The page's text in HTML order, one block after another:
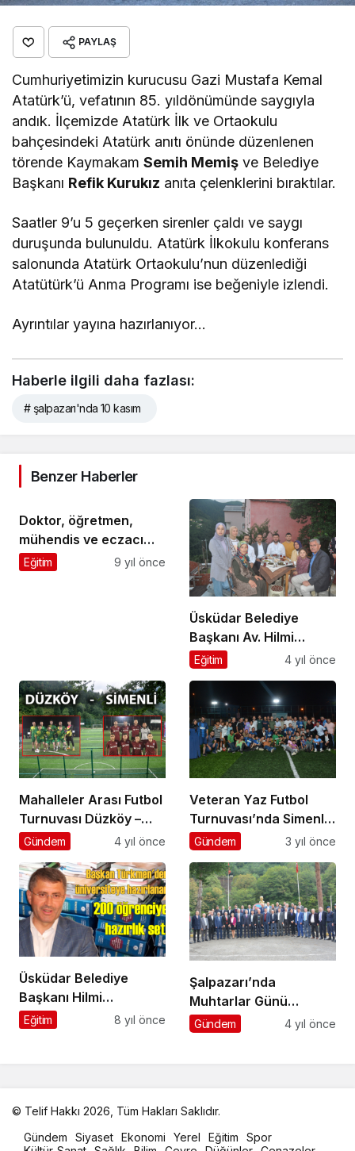
PAYLAŞ
Cumhuriyetimizin kurucusu Gazi Mustafa Kemal
Atatürk’ü, vefatının 85. yıldönümünde saygıyla
andık. İlçemizde Atatürk İlk ve Ortaokulu
bahçesindeki Atatürk anıtı önünde düzenlenen
törende KaymakamSemih Memiş ve Belediye
Başkanı Refik Kurukız anıta çelenklerini bıraktılar.
Saatler 9’u 5 geçerken sirenler çaldı ve saygı
duruşunda bulunuldu. Atatürk İlkokulu konferans
salonunda Atatürk Ortaokulu’nun düzenlediği
Atatütürk’ü Anma Programı ise beğeniyle izlendi.
Ayrıntılar yayına hazırlanıyor…
Haberle ilgili daha fazlası:
# şalpazarı'nda 10 kasım
Benzer Haberler
Doktor, öğretmen,
mühendis ve eczacı
adayları, Doğancı
Eğitim 9 yıl önce
Üsküdar Belediye
Başkanı Av. Hilmi
Türkmen
Aile Projesi” başlattı
Eğitim 4 yıl önce
Mahalleler Arası Futbol
Turnuvası Düzköy –
Simenli final maçıyla
Gündem 4 yıl önce
Veteran Yaz Futbol
Turnuvası’nda Simenli
Gençlik şampiyon
Gündem 3 yıl önce
Üsküdar Belediye
Başkanı Hilmi
Türkmen’den
Eğitim 8 yıl önce
Şalpazarı’nda
Muhtarlar Günü
kutlandı
Gündem 4 yıl önce
© Telif Hakkı 2026, Tüm Hakları Saklıdır.
otoGündem Siyaset Ekonomi Yerel Eğitim
Spor